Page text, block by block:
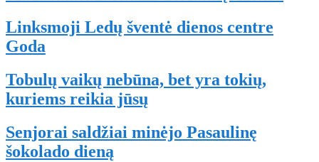
Linksmoji Ledų šventė dienos centre
Goda
Tobulų vaikų nebūna, bet yra tokių,
kuriems reikia jūsų
Senjorai saldžiai minėjo Pasaulinę
šokolado dieną